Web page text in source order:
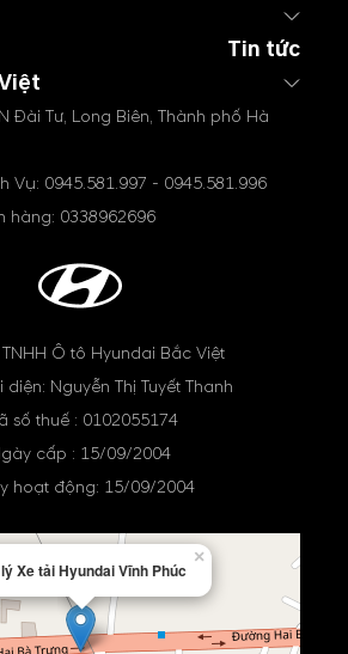
Tin tức
Đài Tư, Long Biên, Thành phố Hà
Vụ: 0945.581.997 - 0945.581.996
hàng: 0338962696
Ô tô Hyundai Bắc Việt
Nguyễn Thị Tuyết Thanh
số thuế : 0102055174
cấp : 15/09/2004
hoạt động: 15/09/2004
Xe tải Hyundai Vĩnh Phúc
×